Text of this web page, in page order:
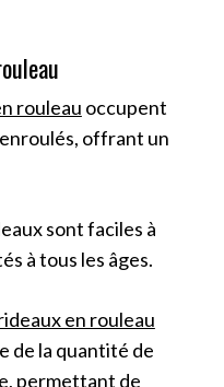
rouleau occupent
offrant un
sont faciles à
à tous les âges.
en rouleau
de la quantité de
permettant de